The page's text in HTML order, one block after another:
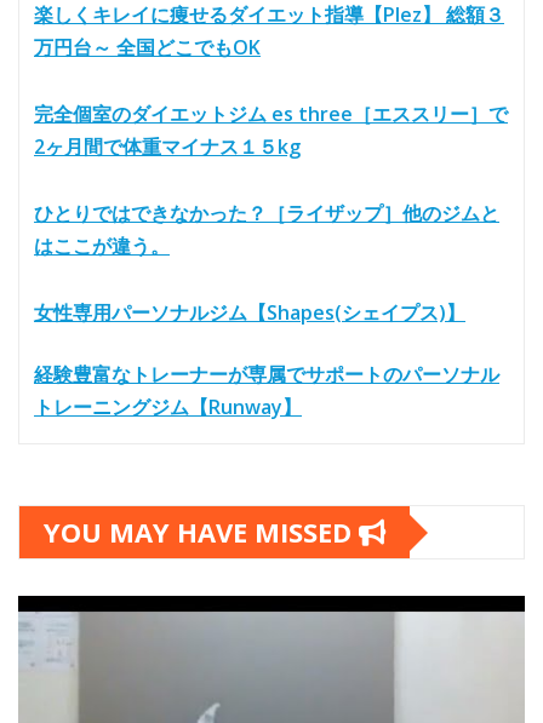
楽しくキレイに痩せるダイエット指導【Plez】 総額３
万円台～ 全国どこでもOK
完全個室のダイエットジム es three［エススリー］で
2ヶ月間で体重マイナス１５kg
ひとりではできなかった？［ライザップ］他のジムと
はここが違う。
女性専用パーソナルジム【Shapes(シェイプス)】
経験豊富なトレーナーが専属でサポートのパーソナル
トレーニングジム【Runway】
YOU MAY HAVE MISSED